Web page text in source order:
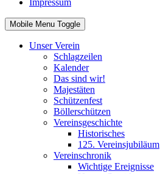
Mobile Menu Toggle
Unser Verein
Schlagzeilen
Kalender
Das sind wir!
Majestäten
Schützenfest
Böllerschützen
Vereinsgeschichte
Historisches
125. Vereinsjubiläum
Vereinschronik
Wichtige Ereignisse